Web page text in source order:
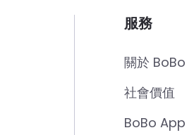
服務
關於 BoBo
社會價值
BoBo App